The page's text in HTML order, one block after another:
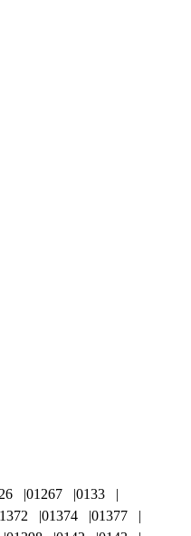
01267
0133
01374
01377